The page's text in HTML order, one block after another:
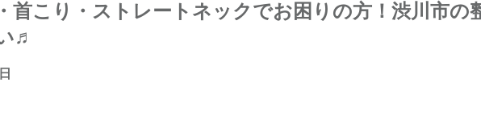
首こり・ストレートネックでお困りの方！渋川市の
♬